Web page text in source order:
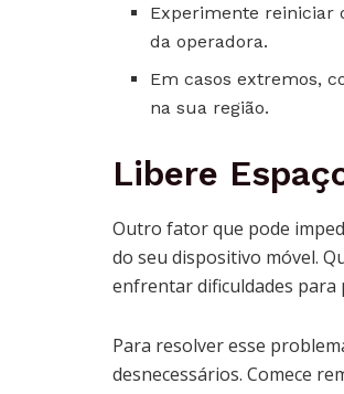
Experimente reiniciar
da operadora.
Em casos extremos,
na sua região.
Libere
Outro fator que pode
do seu dispositivo móvel.
enfrentar dificuldades para
Para resolver esse
desnecessários. Comece